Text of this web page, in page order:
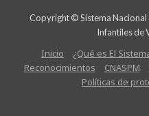
Copyright © Sistema
Infantiles de
Inicio ¿Qué es El
Reconocimientos
CNASPM
Políticas de